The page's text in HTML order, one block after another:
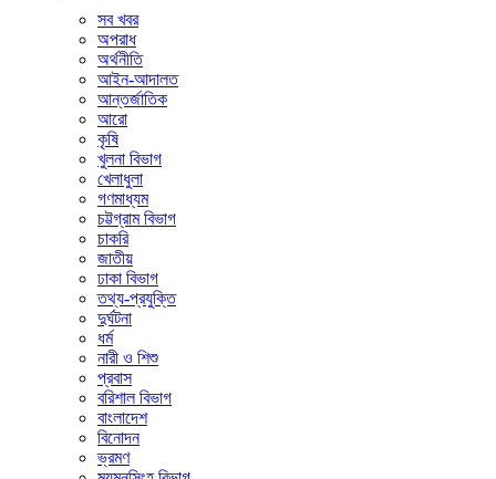
সব খবর
অপরাধ
অর্থনীতি
আইন-আদালত
আন্তর্জাতিক
আরো
কৃষি
খুলনা বিভাগ
খেলাধুলা
গণমাধ্যম
চট্টগ্রাম বিভাগ
চাকরি
জাতীয়
ঢাকা বিভাগ
তথ্য-প্রযুক্তি
দুর্ঘটনা
ধর্ম
নারী ও শিশু
প্রবাস
বরিশাল বিভাগ
বাংলাদেশ
বিনোদন
ভ্রমণ